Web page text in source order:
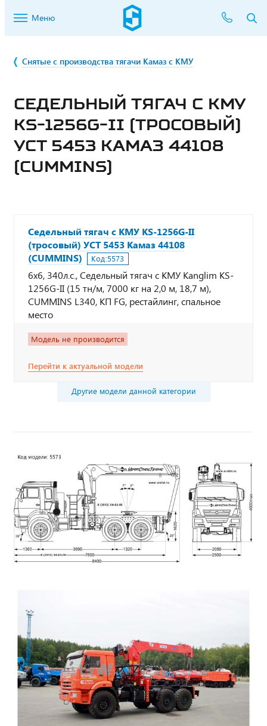
Меню
Снятые с производства тягачи Камаз с КМУ
СЕДЕЛЬНЫЙ ТЯГАЧ С КМУ
KS-1256G-II (ТРОСОВЫЙ)
УСТ 5453 КАМАЗ 44108
(CUMMINS)
Седельный тягач с КМУ KS-1256G-II
(тросовый) УСТ 5453 Камаз 44108
(CUMMINS)
Код:5573
6х6, 340л.с., Седельный тягач с КМУ Kanglim KS-
1256G-II (15 тн/м, 7000 кг на 2,0 м, 18,7 м),
CUMMINS L340, КП FG, рестайлинг, спальное
место
Модель не производится
Перейти к актуальной модели
Другие модели данной категории